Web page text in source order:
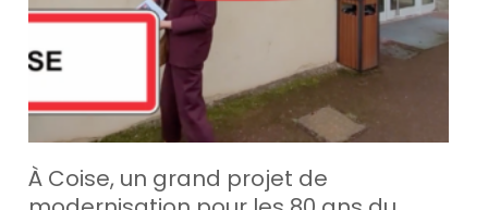
À Coise, un grand projet de